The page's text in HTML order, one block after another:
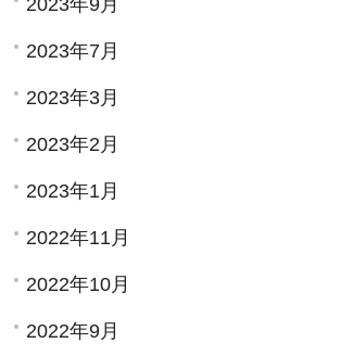
2023年9月
2023年7月
2023年3月
2023年2月
2023年1月
2022年11月
2022年10月
2022年9月